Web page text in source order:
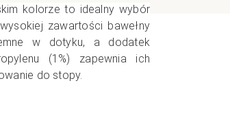
kolorze to idealny wybór
zawartości bawełny
w dotyku, a dodatek
(1%) zapewnia ich
do stopy.